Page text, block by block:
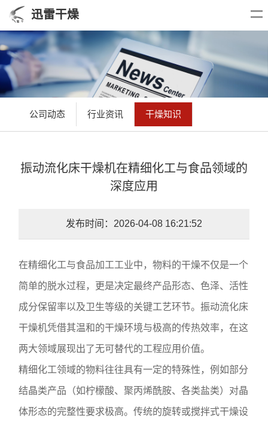
迅雷干燥
公司动态 行业资讯 干燥知识
振动流化床干燥机在精细化工与食品领域的
深度应用
发布时间：2026-04-08 16:21:52
在精细化工与食品加工工业中，物料的干燥不仅是一个
简单的脱水过程，更是决定最终产品形态、色泽、活性
成分保留率以及卫生等级的关键工艺环节。振动流化床
干燥机凭借其温和的干燥环境与极高的传热效率，在这
两大领域展现出了无可替代的工程应用价值。
精细化工领域的物料往往具有一定的特殊性，例如部分
结晶类产品（如柠檬酸、聚丙烯酰胺、各类盐类）对晶
体形态的完整性要求极高。传统的旋转或搅拌式干燥设